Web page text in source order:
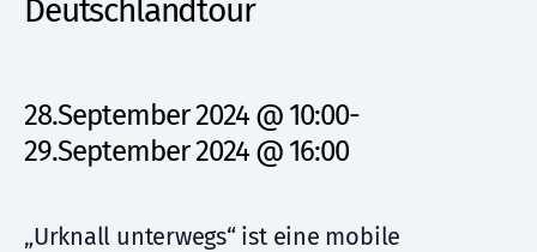
Deutschlandtour
28.September 2024 @ 10:00-
29.September 2024 @ 16:00
„Urknall unterwegs“ ist eine mobile